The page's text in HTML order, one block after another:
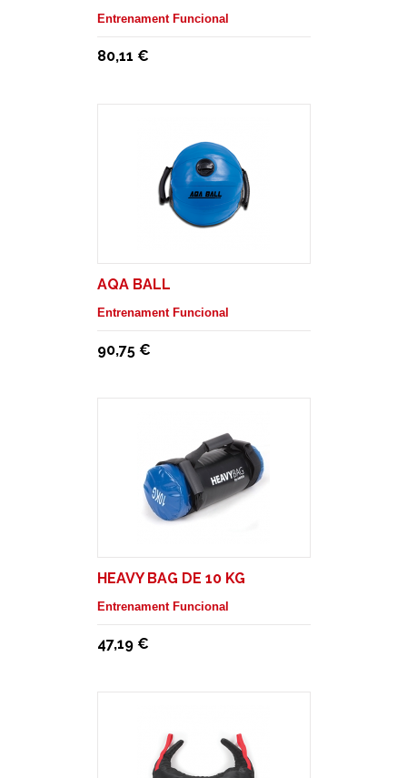
Entrenament Funcional
80,11 €
AQA BALL
Entrenament Funcional
90,75 €
HEAVY BAG DE 10 KG
Entrenament Funcional
47,19 €